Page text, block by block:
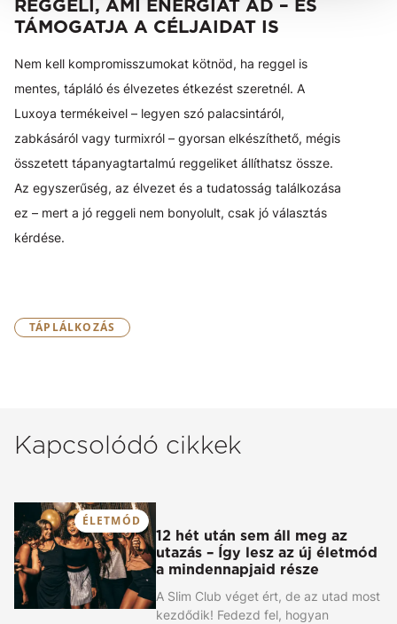
REGGELI, AMI ENERGIÁT AD – ÉS
TÁMOGATJA A CÉLJAIDAT IS
Nem kell kompromisszumokat kötnöd, ha reggel is
mentes, tápláló és élvezetes étkezést szeretnél. A
Luxoya termékeivel – legyen szó palacsintáról,
zabkásáról vagy turmixról – gyorsan elkészíthető, mégis
összetett tápanyagtartalmú reggeliket állíthatsz össze.
Az egyszerűség, az élvezet és a tudatosság találkozása
ez – mert a jó reggeli nem bonyolult, csak jó választás
kérdése.
TÁPLÁLKOZÁS
Kapcsolódó cikkek
ÉLETMÓD
12 hét után sem áll meg az
utazás – Így lesz az új életmód
a mindennapjaid része
A Slim Club véget ért, de az utad most
kezdődik! Fedezd fel, hogyan